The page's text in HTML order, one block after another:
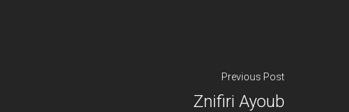
Previous Post
Znifiri Ayoub